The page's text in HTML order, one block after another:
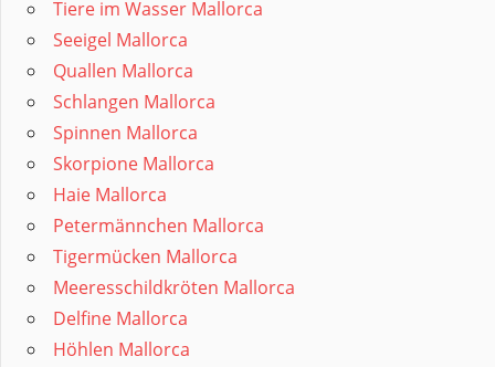
Tiere im Wasser Mallorca
Seeigel Mallorca
Quallen Mallorca
Schlangen Mallorca
Spinnen Mallorca
Skorpione Mallorca
Haie Mallorca
Petermännchen Mallorca
Tigermücken Mallorca
Meeresschildkröten Mallorca
Delfine Mallorca
Höhlen Mallorca